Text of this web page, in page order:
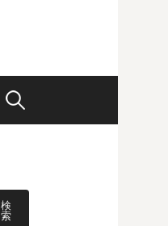
検
検
索